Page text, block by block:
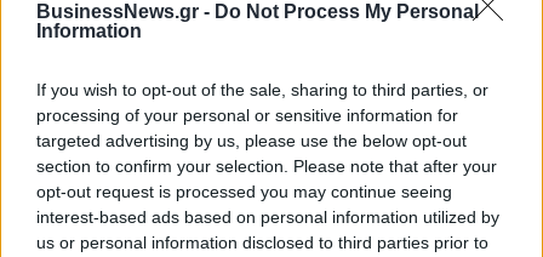
BusinessNews.gr - Do Not Process My Personal
Information
If you wish to opt-out of the sale, sharing to third parties, or
processing of your personal or sensitive information for
targeted advertising by us, please use the below opt-out
section to confirm your selection. Please note that after your
opt-out request is processed you may continue seeing
interest-based ads based on personal information utilized by
us or personal information disclosed to third parties prior to
την κορυφή της
αποδοτικότητας
δολάρια στην KG Mobility
Το FIAT 500 Hybrid τώρα από 18.990 ευρώ